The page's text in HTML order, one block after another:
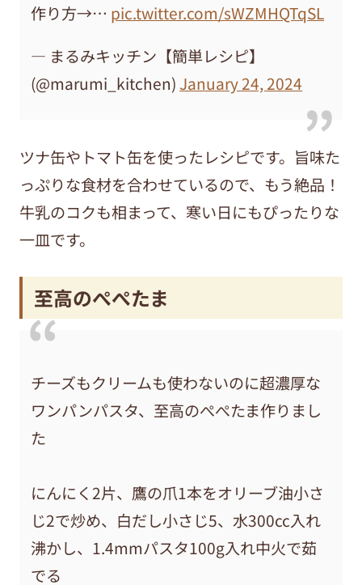
作り方→… pic.twitter.com/sWZMHQTqSL
— まるみキッチン【簡単レシピ】
(@marumi_kitchen) January 24, 2024
ツナ缶やトマト缶を使ったレシピです。旨味た
っぷりな食材を合わせているので、もう絶品！
牛乳のコクも相まって、寒い日にもぴったりな
一皿です。
至高のぺぺたま
チーズもクリームも使わないのに超濃厚な
ワンパンパスタ、至高のぺぺたま作りまし
た
にんにく2片、鷹の爪1本をオリーブ油小さ
じ2で炒め、白だし小さじ5、水300cc入れ
沸かし、1.4mmパスタ100g入れ中火で茹
でる